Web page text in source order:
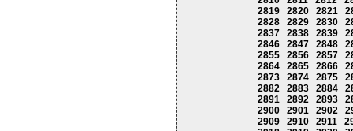
2819
2820 2821
2828
2829 2830
2837
2838 2839
2846
2847 2848
2855
2856 2857
2864
2865 2866
2873
2874 2875
2882
2883 2884
2891
2892 2893
2900
2901 2902
2909
2910 2911